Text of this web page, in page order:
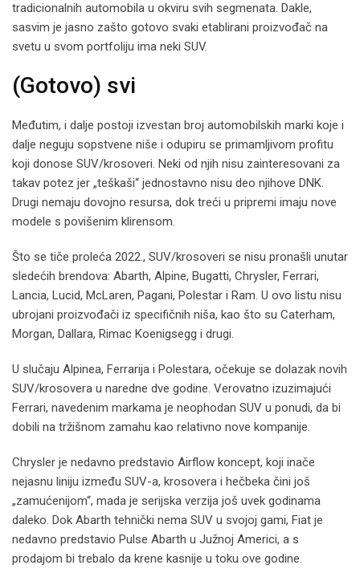
tradicionalnih automobila u okviru svih segmenata. Dakle,
sasvim je jasno zašto gotovo svaki etablirani proizvođač na
svetu u svom portfoliju ima neki SUV.
(Gotovo) svi
Međutim, i dalje postoji izvestan broj automobilskih marki koje i
dalje neguju sopstvene niše i odupiru se primamljivom profitu
koji donose SUV/krosoveri. Neki od njih nisu zainteresovani za
takav potez jer „teškaši“ jednostavno nisu deo njihove DNK.
Drugi nemaju dovojno resursa, dok treći u pripremi imaju nove
modele s povišenim klirensom.
Što se tiče proleća 2022., SUV/krosoveri se nisu pronašli unutar
sledećih brendova: Abarth, Alpine, Bugatti, Chrysler, Ferrari,
Lancia, Lucid, McLaren, Pagani, Polestar i Ram. U ovo listu nisu
ubrojani proizvođači iz specifičnih niša, kao što su Caterham,
Morgan, Dallara, Rimac Koenigsegg i drugi.
U slučaju Alpinea, Ferrarija i Polestara, očekuje se dolazak novih
SUV/krosovera u naredne dve godine. Verovatno izuzimajući
Ferrari, navedenim markama je neophodan SUV u ponudi, da bi
dobili na tržišnom zamahu kao relativno nove kompanije.
Chrysler je nedavno predstavio Airflow koncept, koji inače
nejasnu liniju između SUV-a, krosovera i hečbeka čini još
„zamućenijom“, mada je serijska verzija još uvek godinama
daleko. Dok Abarth tehnički nema SUV u svojoj gami, Fiat je
nedavno predstavio Pulse Abarth u Južnoj Americi, a s
prodajom bi trebalo da krene kasnije u toku ove godine.